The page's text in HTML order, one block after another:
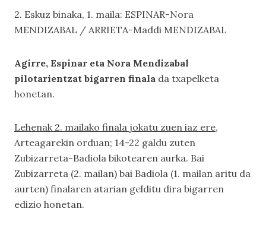
2. Eskuz binaka, 1. maila: ESPINAR-Nora
MENDIZABAL / ARRIETA-Maddi MENDIZABAL
Agirre, Espinar eta Nora Mendizabal
pilotarientzat bigarren finala da txapelketa
honetan.
Lehenak 2. mailako finala jokatu zuen iaz ere,
Arteagarekin orduan; 14-22 galdu zuten
Zubizarreta-Badiola bikotearen aurka. Bai
Zubizarreta (2. mailan) bai Badiola (1. mailan aritu da
aurten) finalaren atarian gelditu dira bigarren
edizio honetan.